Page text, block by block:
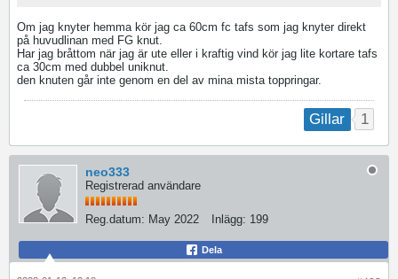
Om jag knyter hemma kör jag ca 60cm fc tafs som jag knyter direkt
på huvudlinan med FG knut.
​Har jag bråttom när jag är ute eller i kraftig vind kör jag lite kortare tafs
ca 30cm med dubbel uniknut.
den knuten går inte genom en del av mina mista toppringar.
Gillar 1
neo333
Registrerad användare
Reg.datum: May 2022 Inlägg: 199
Dela